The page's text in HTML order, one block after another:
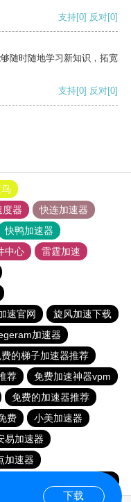
支持[0] 反对[0]
随时随地学习新知识，拓宽
支持[0] 反对[0]
度器
快连加速器
快鸭加速器
中心
雷霆加速
速官网
旋风加速下载
加速器
的梯子加速器推荐
荐
免费加速神器vpm
免费的加速器推荐
费
小美加速器
易加速器
加速器
快喵加速器NPV
下载